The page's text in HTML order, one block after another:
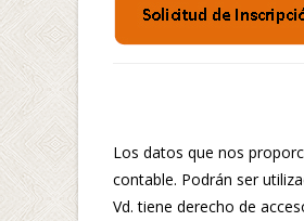
Los datos que nos
contable. Podrán ser
Vd. tiene derecho de